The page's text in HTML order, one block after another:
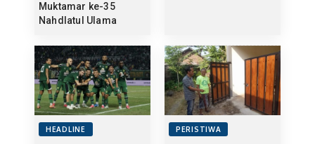
Muktamar ke-35
Nahdlatul Ulama
HEADLINE PERISTIWA